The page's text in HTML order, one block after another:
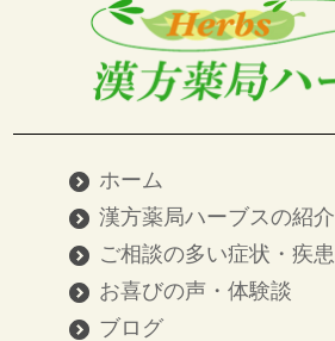
ホーム
漢方薬局ハーブスの紹介
ご相談の多い症状・疾患
お喜びの声・体験談
ブログ